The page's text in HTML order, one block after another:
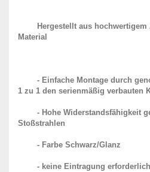
Hergestellt aus
Material
- Einfache Montage durch
1 zu 1 den serienmäßig verbauten
- Hohe Widerstandsfähigkeit
Stoßstrahlen
- Farbe Schwarz/Glanz
- keine Eintragung erforderlich